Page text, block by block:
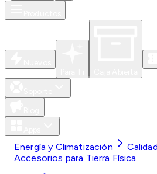
Energía y Climatización
Accesorios para Tierra Física